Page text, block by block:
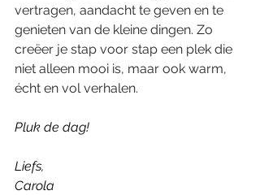
vertragen, aandacht te geven en te
genieten van de kleine dingen. Zo
creëer je stap voor stap een plek die
niet alleen mooi is, maar ook warm,
écht en vol verhalen.
Pluk de dag!
Liefs,
Carola